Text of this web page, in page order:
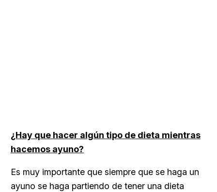
¿Hay que hacer algún tipo de dieta mientras
hacemos ayuno?
Es muy importante que siempre que se haga un
ayuno se haga partiendo de tener una dieta